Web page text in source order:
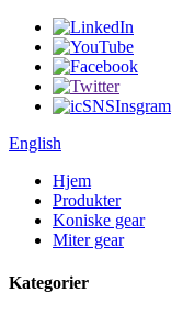
English
Hjem
Produkter
Koniske gear
Miter gear
Kategorier